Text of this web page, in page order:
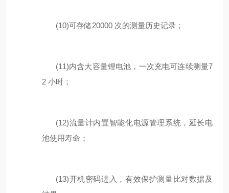
(10)可存储 20000 次的测量历史记录；
(11)内含大容量锂电池，一次充电可连续测量7
2 小时；
(12)流量计内置智能化电源管理系统，延长电
池使用寿命；
(13)开机密码进入，有效保护测量比对数据及